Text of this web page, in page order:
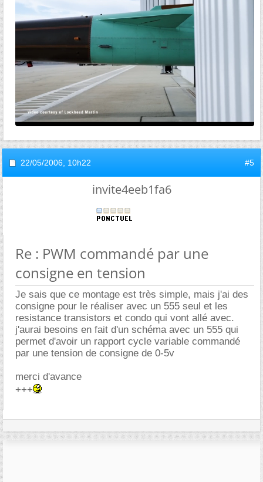
22/05/2006, 10h22 #5
invite4eeb1fa6
Re : PWM commandé par une
consigne en tension
Je sais que ce montage est très simple, mais j'ai des
consigne pour le réaliser avec un 555 seul et les
resistance transistors et condo qui vont allé avec.
j'aurai besoins en fait d'un schéma avec un 555 qui
permet d'avoir un rapport cycle variable commandé
par une tension de consigne de 0-5v
merci d'avance
+++